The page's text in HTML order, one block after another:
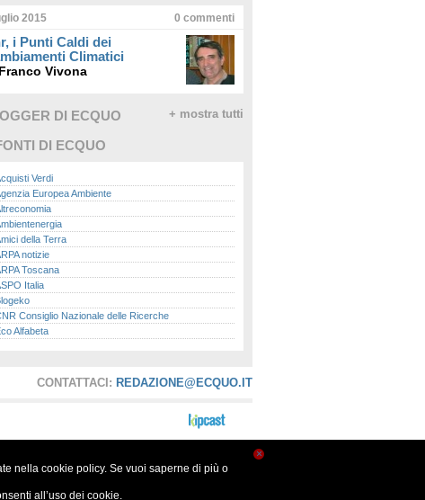
2015 0 commenti
i Punti Caldi dei
Climatici
Franco Vivona
DI ECQUO + mostra tutti
DI ECQUO
Verdi
Europea Ambiente
della Terra
notizie
Toscana
Italia
Consiglio Nazionale delle Ricerche
Alfabeta
Eco Radio
- Istituto Superiore per la Protezione e la
nuova Ecologia
CONTATTACI: REDAZIONE@ECQUO.IT
×
nella cookie policy. Se vuoi saperne di più o
all’uso dei cookie.